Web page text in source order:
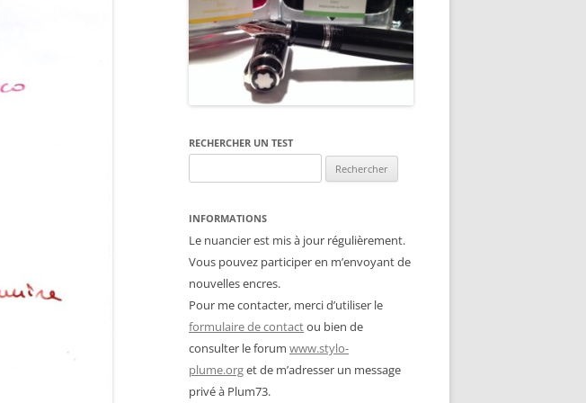
RECHERCHER UN TEST
INFORMATIONS
Le nuancier est mis à jour régulièrement.
Vous pouvez participer en m’envoyant de
nouvelles encres.
Pour me contacter, merci d’utiliser le
formulaire de contactou bien de
consulter le forum www.stylo-
plume.orget de m’adresser un message
privé à Plum73.